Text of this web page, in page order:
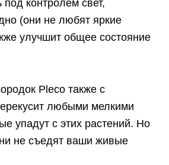
контролем свет,
(они не любят яркие
улучшит общее состояние
Pleco также с
любыми мелкими
упадут с этих растений. Но
не съедят ваши живые